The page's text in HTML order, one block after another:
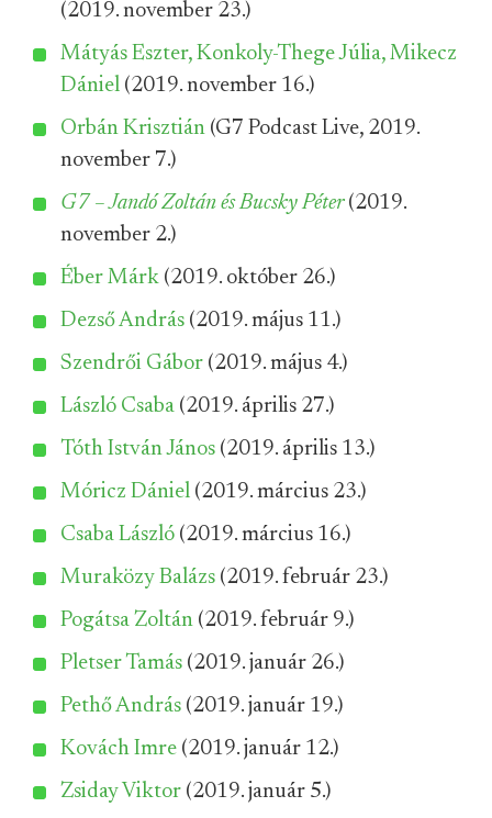
(2019. november 23.)
Mátyás Eszter, Konkoly-Thege Júlia, Mikecz
Dániel (2019. november 16.)
Orbán Krisztián (G7 Podcast Live, 2019.
november 7.)
G7 – Jandó Zoltán és Bucsky Péter(2019.
november 2.)
Éber Márk (2019. október 26.)
Dezső András (2019. május 11.)
Szendrői Gábor (2019. május 4.)
László Csaba (2019. április 27.)
Tóth István János (2019. április 13.)
Móricz Dániel (2019. március 23.)
Csaba László (2019. március 16.)
Muraközy Balázs (2019. február 23.)
Pogátsa Zoltán (2019. február 9.)
Pletser Tamás (2019. január 26.)
Pethő András (2019. január 19.)
Kovách Imre (2019. január 12.)
Zsiday Viktor (2019. január 5.)